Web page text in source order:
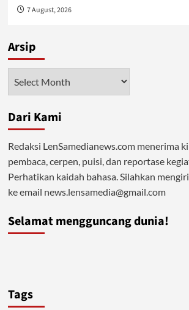
7 August, 2026
Arsip
Dari Kami
Redaksi LenSamedianews.com menerima
pembaca, cerpen, puisi, dan reportase
Perhatikan kaidah bahasa. Silahkan
ke email news.lensamedia@gmail.com
Selamat mengguncang dunia!
Tags